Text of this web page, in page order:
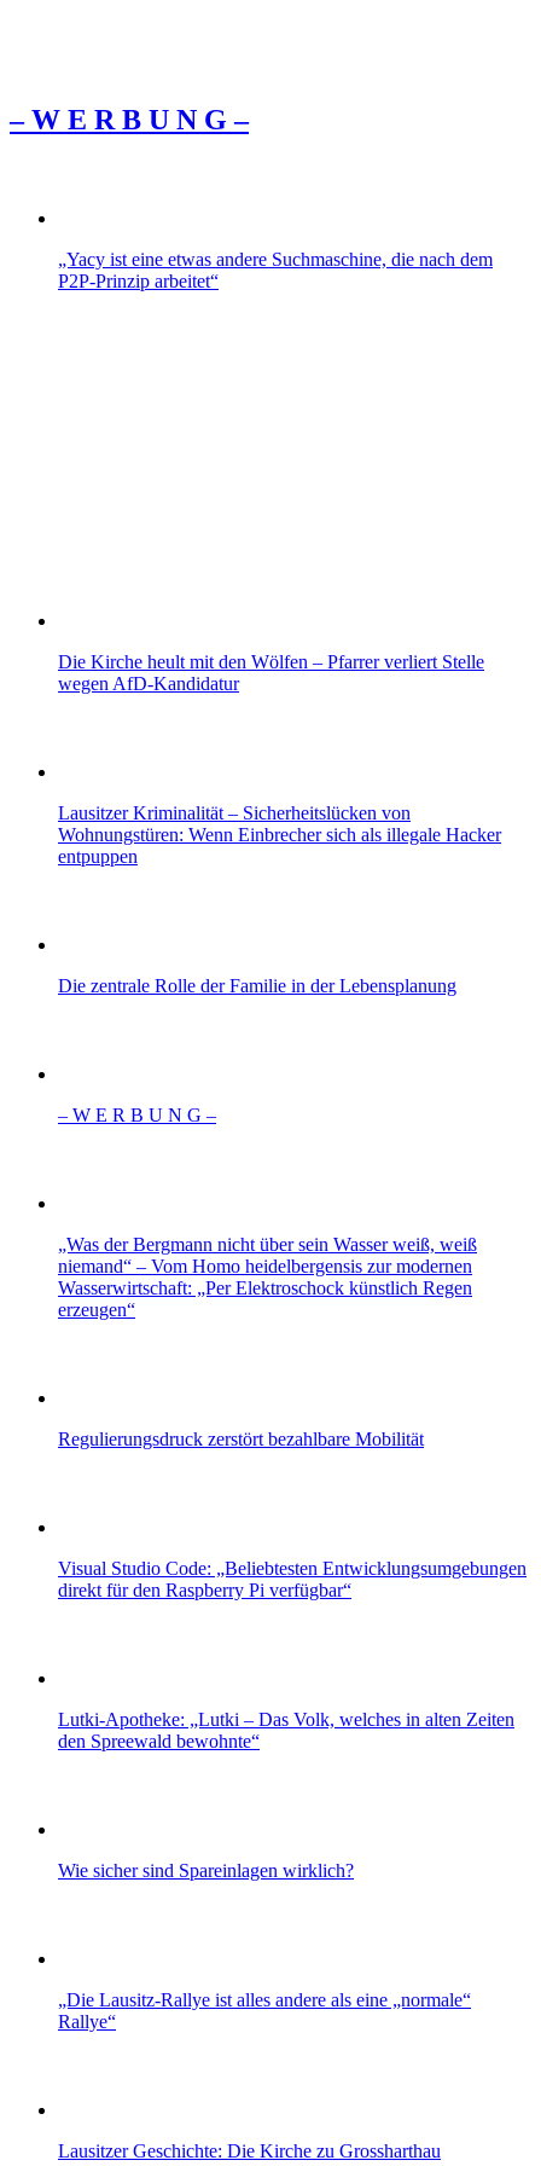
– W Ε R Β U Ν G –
„Yacy ist eine etwas andere Suchmaschine, die nach dem
P2P-Prinzip arbeitet“
Die Kirche heult mit den Wölfen – Pfarrer verliert Stelle
wegen AfD-Kandidatur
Lausitzer Kriminalität – Sicherheitslücken von
Wohnungstüren: Wenn Einbrecher sich als illegale Hacker
entpuppen
Die zentrale Rolle der Familie in der Lebensplanung
– W Ε R Β U Ν G –
„Was der Bergmann nicht über sein Wasser weiß, weiß
niemand“ – Vom Homo heidelbergensis zur modernen
Wasserwirtschaft: „Per Elektroschock künstlich Regen
erzeugen“
Regulierungsdruck zerstört bezahlbare Mobilität
Visual Studio Code: „Beliebtesten Entwicklungsumgebungen
direkt für den Raspberry Pi verfügbar“
Lutki-Apotheke: „Lutki – Das Volk, welches in alten Zeiten
den Spreewald bewohnte“
Wie sicher sind Spareinlagen wirklich?
„Die Lausitz-Rallye ist alles andere als eine „normale“
Rallye“
Lausitzer Geschichte: Die Kirche zu Grossharthau